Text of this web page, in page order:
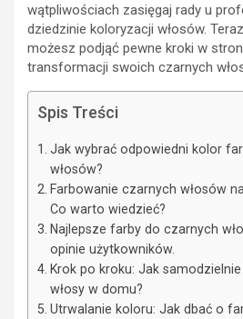
wątpliwościach zasięgaj rady u
dziedzinie koloryzacji włosów.
możesz podjąć pewne kroki w
transformacji swoich czarnych
Spis Treści
Jak wybrać odpowiedni kolor
włosów?
Farbowanie czarnych włosów
Co warto wiedzieć?
Najlepsze farby do czarnych
opinie użytkowników.
Krok po kroku: Jak
włosy w domu?
Utrwalanie koloru: Jak dbać o